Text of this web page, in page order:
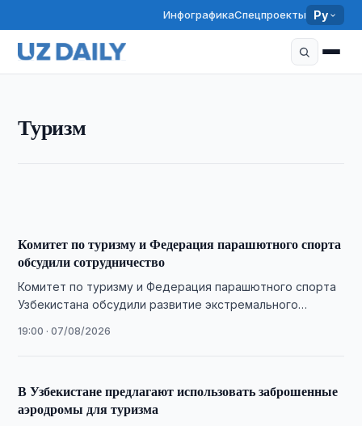
ИнфографикаСпецпроекты Ру
Туризм
Узбекистан продвигает национальную кухню на
мировой рынок
Комитет по туризму и Федерация парашютного спорта
обсудили сотрудничество
Комитет по туризму и Федерация парашютного спорта
Узбекистана обсудили развитие экстремального
международных соревнований.
19:00 · 07/08/2026
В Узбекистане предлагают использовать заброшенные
аэродромы для туризма